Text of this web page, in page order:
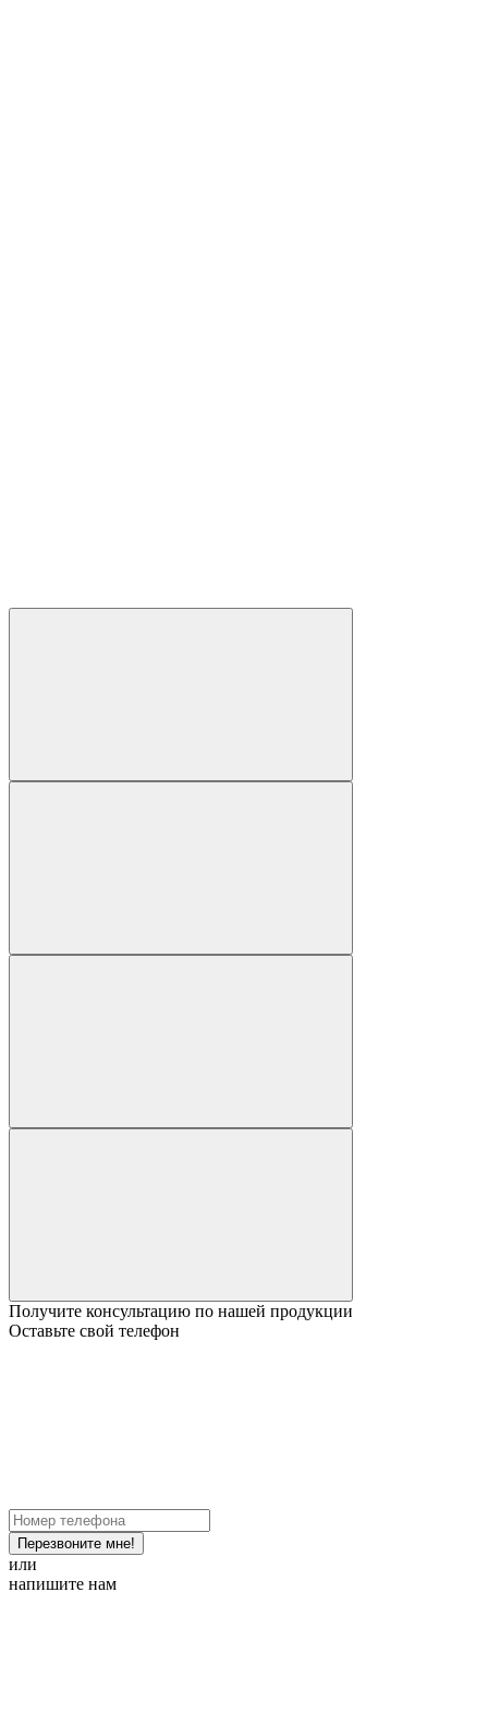
Получите консультацию по нашей продукции
Оставьте свой телефон
Перезвоните мне!
или
напишите нам